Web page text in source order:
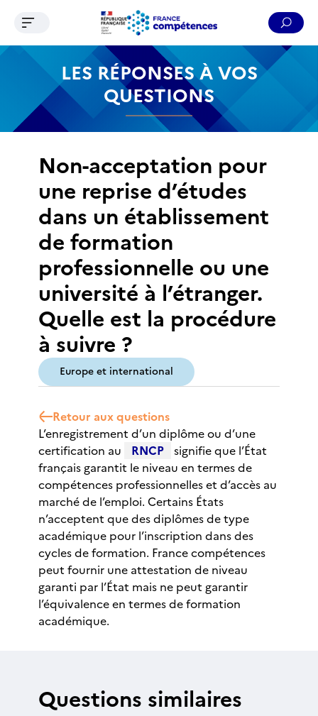
Contenu Recherche Menu Pied de page
Ouvrir le menu de navigation
LES RÉPONSES À VOS
QUESTIONS
Non-acceptation pour
une reprise d’études
dans un établissement
de formation
professionnelle ou une
université à l’étranger.
Quelle est la procédure
à suivre ?
Europe et international
Retour aux questions
L’enregistrement d’un diplôme ou d’une
certification au
RNCP signifie que l’État
français garantit le niveau en termes de
compétences professionnelles et d’accès au
marché de l’emploi. Certains États
n’acceptent que des diplômes de type
académique pour l’inscription dans des
cycles de formation. France compétences
peut fournir une attestation de niveau
garanti par l’État mais ne peut garantir
l’équivalence en termes de formation
académique.
Questions similaires